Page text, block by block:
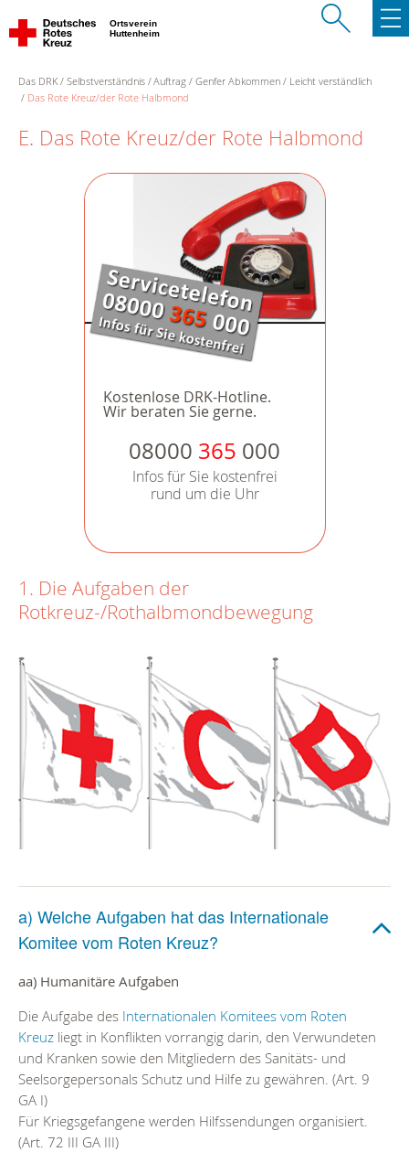
Ortsverein
Huttenheim
Das DRK Selbstverständnis Auftrag Genfer Abkommen
Leicht verständlich
Das Rote Kreuz/der Rote Halbmond
E. Das Rote Kreuz/der Rote Halbmond
Kostenlose DRK-Hotline.
Wir beraten Sie gerne.
08000 365 000
Infos für Sie kostenfrei
rund um die Uhr
1. Die Aufgaben der
Rotkreuz-/Rothalbmondbewegung
a) Welche Aufgaben hat das Internationale
Komitee vom Roten Kreuz?
aa) Humanitäre Aufgaben
Die Aufgabe des Internationalen Komitees vom Roten
Kreuz liegt in Konflikten vorrangig darin, den Verwundeten
und Kranken sowie den Mitgliedern des Sanitäts- und
Seelsorgepersonals Schutz und Hilfe zu gewähren. (Art. 9
GA I)
Für Kriegsgefangene werden Hilfssendungen organisiert.
(Art. 72 III GA III)